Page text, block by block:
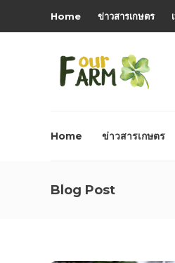
Home ข่าวสารเกษตร
Home ข่าวสารเกษตร
Blog Post